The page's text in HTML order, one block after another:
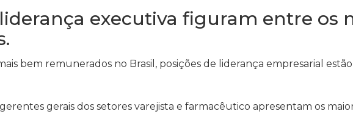
executiva figuram entre os
bem remunerados no Brasil, posições de liderança empresarial
gerais dos setores varejista e farmacêutico apresentam os